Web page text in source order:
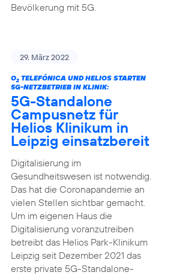
Bevölkerung mit 5G.
29. März 2022
O2TELEFÓNICA UND HELIOS STARTEN
5G-NETZBETRIEB IN KLINIK:
5G-Standalone
Campusnetz für
Helios Klinikum in
Leipzig einsatzbereit
Digitalisierung im
Gesundheitswesen ist notwendig.
Das hat die Coronapandemie an
vielen Stellen sichtbar gemacht.
Um im eigenen Haus die
Digitalisierung voranzutreiben
betreibt das Helios Park-Klinikum
Leipzig seit Dezember 2021 das
erste private 5G-Standalone-